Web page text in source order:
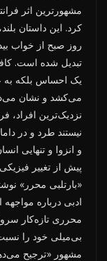
مشهورترین اثر
کرد. این داستان
روز صبح از خواب
تبدیل شده است.
یک احساس بلکه به
می‌کشد و نشان
نزدیک‌ترین افراد،
نیستند طرد و در
و انزوا و تنهایی
پیش از تغییر
«بارتلبی محرر»
ادبی درباره
محرری تازه‌کار
بی‌میلی خود را
مشهور «ترجیح